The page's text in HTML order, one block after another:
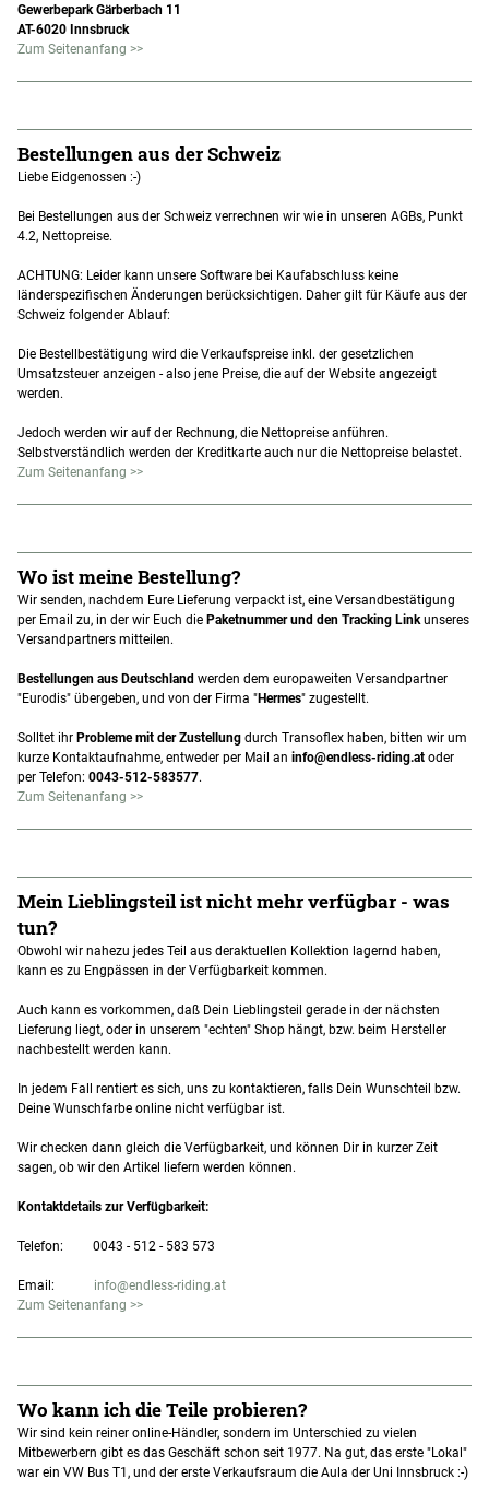
Gewerbepark Gärberbach 11
AT-6020 Innsbruck
Zum Seitenanfang >>
Bestellungen aus der Schweiz
Liebe Eidgenossen :-)
Bei Bestellungen aus der Schweiz verrechnen wir wie in unseren AGBs, Punkt
4.2, Nettopreise.
ACHTUNG: Leider kann unsere Software bei Kaufabschluss keine
länderspezifischen Änderungen berücksichtigen. Daher gilt für Käufe aus der
Schweiz folgender Ablauf:
Die Bestellbestätigung wird die Verkaufspreise inkl. der gesetzlichen
Umsatzsteuer anzeigen - also jene Preise, die auf der Website angezeigt
werden.
Jedoch werden wir auf der Rechnung, die Nettopreise anführen.
Selbstverständlich werden der Kreditkarte auch nur die Nettopreise belastet.
Zum Seitenanfang >>
Wo ist meine Bestellung?
Wir senden, nachdem Eure Lieferung verpackt ist, eine Versandbestätigung
per Email zu, in der wir Euch die Paketnummer und den Tracking Link unseres
Versandpartners mitteilen.
Bestellungen aus Deutschland werden dem europaweiten Versandpartner
"Eurodis" übergeben, und von der Firma "Hermes" zugestellt.
Solltet ihr Probleme mit der Zustellung durch Transoflex haben, bitten wir um
kurze Kontaktaufnahme, entweder per Mail an info@endless-riding.at oder
per Telefon: 0043-512-583577.
Zum Seitenanfang >>
Mein Lieblingsteil ist nicht mehr verfügbar - was
tun?
Obwohl wir nahezu jedes Teil aus deraktuellen Kollektion lagernd haben,
kann es zu Engpässen in der Verfügbarkeit kommen.
Auch kann es vorkommen, daß Dein Lieblingsteil gerade in der nächsten
Lieferung liegt, oder in unserem "echten" Shop hängt, bzw. beim Hersteller
nachbestellt werden kann.
In jedem Fall rentiert es sich, uns zu kontaktieren, falls Dein Wunschteil bzw.
Deine Wunschfarbe online nicht verfügbar ist.
Wir checken dann gleich die Verfügbarkeit, und können Dir in kurzer Zeit
sagen, ob wir den Artikel liefern werden können.
Kontaktdetails zur Verfügbarkeit:
Telefon: 0043 - 512 - 583 573
Email: info@endless-riding.at
Zum Seitenanfang >>
Wo kann ich die Teile probieren?
Wir sind kein reiner online-Händler, sondern im Unterschied zu vielen
Mitbewerbern gibt es das Geschäft schon seit 1977. Na gut, das erste "Lokal"
war ein VW Bus T1, und der erste Verkaufsraum die Aula der Uni Innsbruck :-)